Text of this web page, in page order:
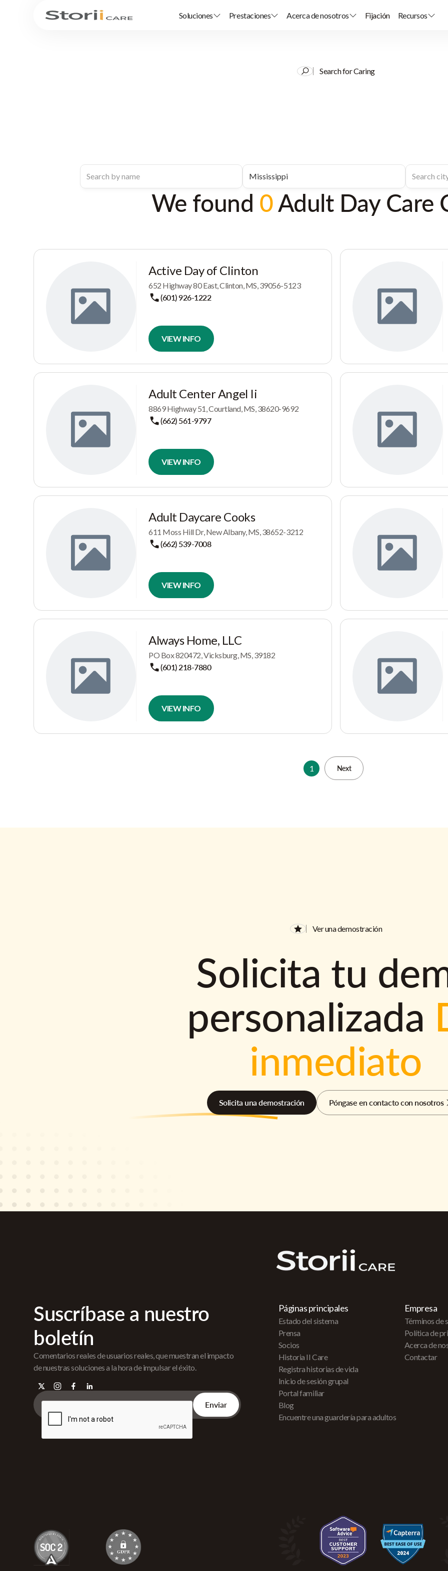
Soluciones Prestaciones Acerca de nosotros Fijación Recursos
Search for Caring
We found 0Adult Day Care
Active Day of Clinton
652 Highway 80 East, Clinton, MS, 39056-5123
(601) 926-1222
VIEW INFO
Adult Center Angel Ii
8869 Highway 51, Courtland, MS, 38620-9692
(662) 561-9797
VIEW INFO
Adult Daycare Cooks
611 Moss Hill Dr, New Albany, MS, 38652-3212
(662) 539-7008
VIEW INFO
Always Home, LLC
PO Box 820472, Vicksburg, MS, 39182
(601) 218-7880
VIEW INFO
1 Next
Ver una demostración
Solicita tu
personalizada
inmediato
Solicita una demostración Póngase en contacto con nosotros
Suscríbase a nuestro
boletín
Comentarios reales de usuarios reales, que muestran el impacto
de nuestras soluciones a la hora de impulsar el éxito.
Páginas principales
Estado del sistema
Prensa
Socios
Historia II Care
Registra historias de vida
Inicio de sesión grupal
Portal familiar
Blog
Encuentre una guardería para adultos
Empresa
Términos de
Política de
Acerca de
Contactar